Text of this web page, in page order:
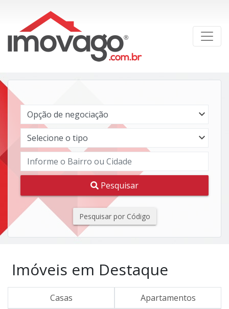
Pesquisar
Pesquisar por Código
Imóveis em Destaque
Casas
Apartamentos